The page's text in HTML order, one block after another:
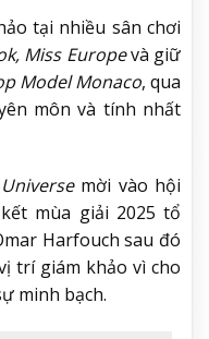
tại nhiều sân chơi
Miss Europevà giữ
Model Monaco, qua
môn và tính nhất
mời vào hội
mùa giải 2025 tổ
Harfouch sau đó
trí giám khảo vì cho
minh bạch.